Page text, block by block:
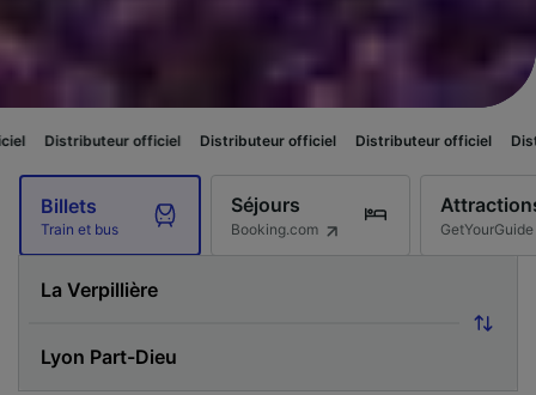
officiel Distributeur officiel Distributeur officiel Distributeur
Billets
Train et bus
Séjours
Booking.com GetYourGuide